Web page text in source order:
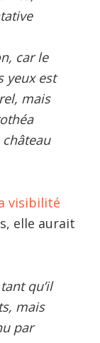
car le
yeux est
mais
visibilité
elle aurait
qu’il
mais
par